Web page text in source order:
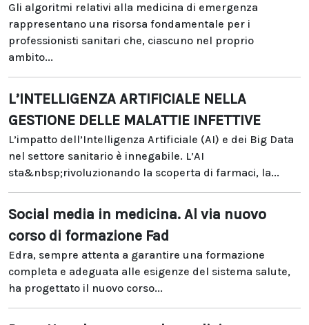
Gli algoritmi relativi alla medicina di emergenza
rappresentano una risorsa fondamentale per i
professionisti sanitari che, ciascuno nel proprio
ambito...
L’INTELLIGENZA ARTIFICIALE NELLA
GESTIONE DELLE MALATTIE INFETTIVE
L’impatto dell’Intelligenza Artificiale (AI) e dei Big Data
nel settore sanitario è innegabile. L’AI
sta&nbsp;rivoluzionando la scoperta di farmaci, la...
Social media in medicina. Al via nuovo
corso di formazione Fad
Edra, sempre attenta a garantire una formazione
completa e adeguata alle esigenze del sistema salute,
ha progettato il nuovo corso...